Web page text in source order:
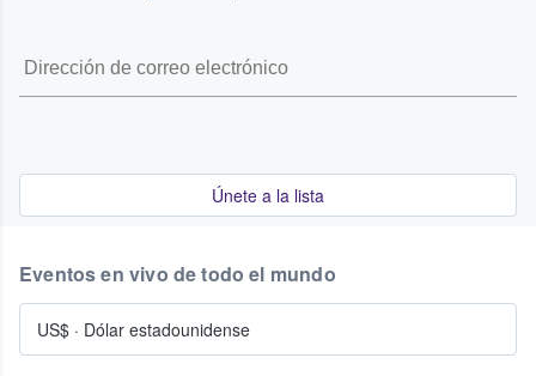
Únete a la lista
Eventos en vivo de todo el mundo
US$ · Dólar estadounidense